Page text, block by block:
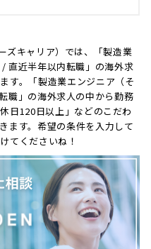
ズキャリア）では、「製造業
直近半年以内転職」の海外求
す。「製造業エンジニア（そ
職」の海外求人の中から勤務
日120日以上」などのこだわ
ます。希望の条件を入力して
てくださいね！